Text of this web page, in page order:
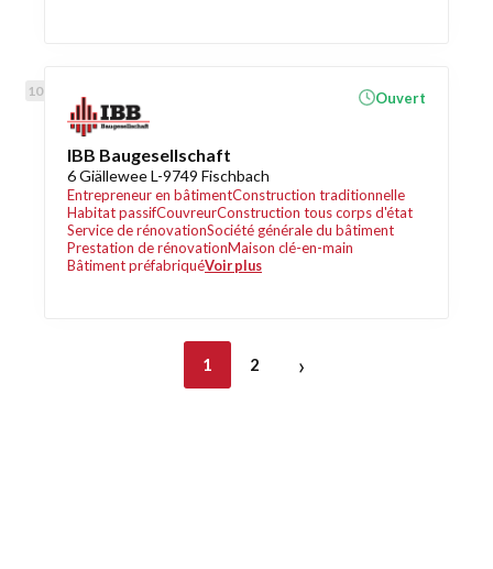
IBB Baugesellschaft
6 Giällewee L-9749 Fischbach
Entrepreneur en bâtimentConstruction traditionnelle
Habitat passifCouvreurConstruction tous corps d'état
Service de rénovationSociété générale du bâtiment
Prestation de rénovationMaison clé-en-main
Bâtiment préfabriquéVoir plus
Ouvert
1 2 ›